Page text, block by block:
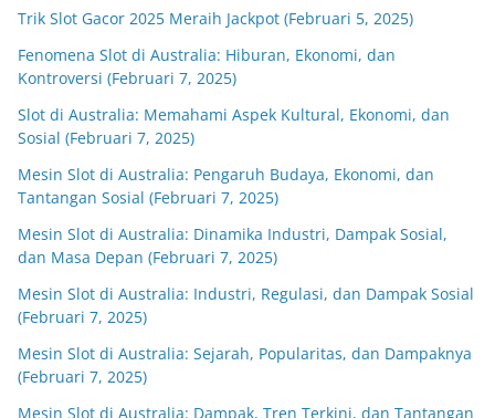
Trik Slot Gacor 2025 Meraih Jackpot (Februari 5, 2025)
Fenomena Slot di Australia: Hiburan, Ekonomi, dan
Kontroversi (Februari 7, 2025)
Slot di Australia: Memahami Aspek Kultural, Ekonomi, dan
Sosial (Februari 7, 2025)
Mesin Slot di Australia: Pengaruh Budaya, Ekonomi, dan
Tantangan Sosial (Februari 7, 2025)
Mesin Slot di Australia: Dinamika Industri, Dampak Sosial,
dan Masa Depan (Februari 7, 2025)
Mesin Slot di Australia: Industri, Regulasi, dan Dampak Sosial
(Februari 7, 2025)
Mesin Slot di Australia: Sejarah, Popularitas, dan Dampaknya
(Februari 7, 2025)
Mesin Slot di Australia: Dampak, Tren Terkini, dan Tantangan